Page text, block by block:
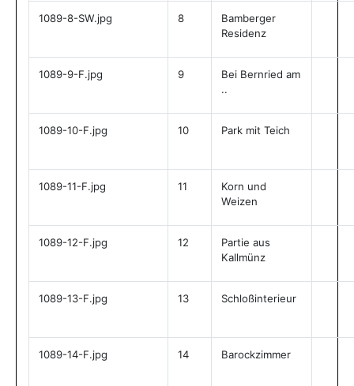
1089-8-SW.jpg 8
Bamberger
Residenz
1089-9-F.jpg 9
Bei Bernried am
..
1089-10-F.jpg 10 Park mit Teich
1089-11-F.jpg 11
Korn und
Weizen
1089-12-F.jpg 12
Partie aus
Kallmünz
1089-13-F.jpg 13 Schloßinterieur
1089-14-F.jpg 14 Barockzimmer